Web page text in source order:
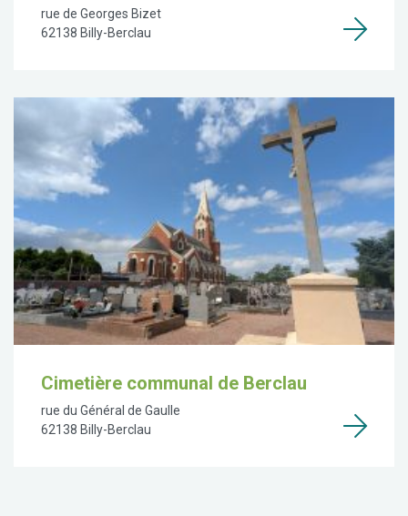
rue de Georges Bizet
62138 Billy-Berclau
Cimetière communal de Berclau
rue du Général de Gaulle
62138 Billy-Berclau